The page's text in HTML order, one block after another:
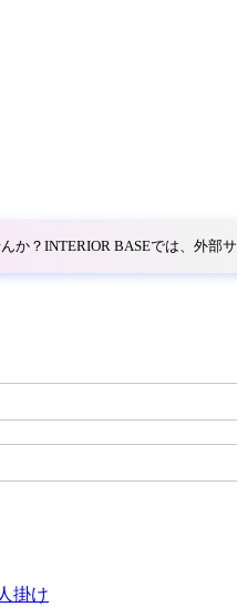
か？INTERIOR BASEでは、外部